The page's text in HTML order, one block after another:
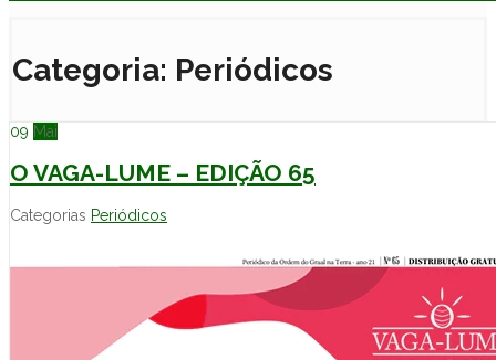
Categoria: Periódicos
09 Mai
O VAGA-LUME – EDIÇÃO 65
Categorias Periódicos